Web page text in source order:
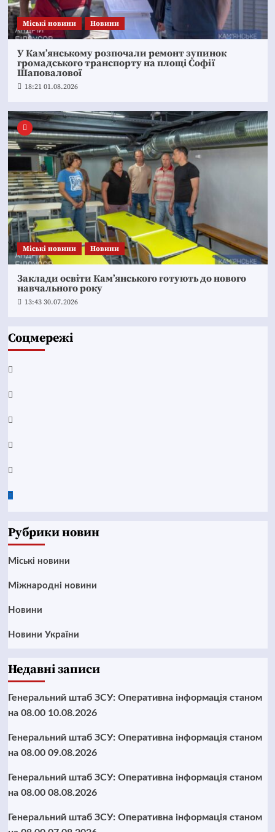
Mіські новини Новини
У Кам’янському розпочали ремонт зупинок
громадського транспорту на площі Софії
Шаповалової
18:21 01.08.2026
Mіські новини Новини
Заклади освіти Кам’янського готують до нового
навчального року
13:43 30.07.2026
Соцмережі
Facebook
YouTube
Telegram
Instagram
Twitter
Google
Рубрики новин
Mіські новини
Міжнародні новини
Новини
Новини України
Недавні записи
Генеральний штаб ЗСУ: Оперативна інформація станом
на 08.00 10.08.2026
Генеральний штаб ЗСУ: Оперативна інформація станом
на 08.00 09.08.2026
Генеральний штаб ЗСУ: Оперативна інформація станом
на 08.00 08.08.2026
Генеральний штаб ЗСУ: Оперативна інформація станом